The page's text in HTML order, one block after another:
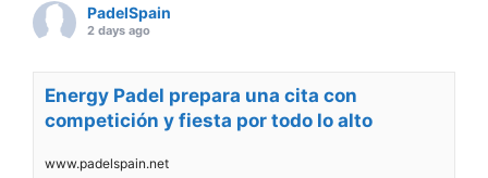
PadelSpain
2 days ago
Energy Padel prepara una cita con
competición y fiesta por todo lo alto
www.padelspain.net